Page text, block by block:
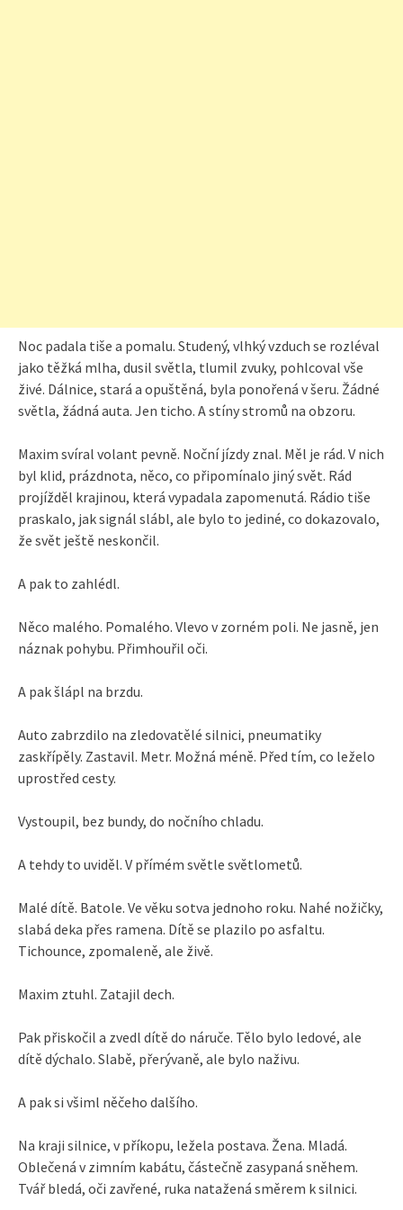
Noc padala tiše a pomalu. Studený, vlhký vzduch se rozléval
jako těžká mlha, dusil světla, tlumil zvuky, pohlcoval vše
živé. Dálnice, stará a opuštěná, byla ponořená v šeru. Žádné
světla, žádná auta. Jen ticho. A stíny stromů na obzoru.
Maxim svíral volant pevně. Noční jízdy znal. Měl je rád. V nich
byl klid, prázdnota, něco, co připomínalo jiný svět. Rád
projížděl krajinou, která vypadala zapomenutá. Rádio tiše
praskalo, jak signál slábl, ale bylo to jediné, co dokazovalo,
že svět ještě neskončil.
A pak to zahlédl.
Něco malého. Pomalého. Vlevo v zorném poli. Ne jasně, jen
náznak pohybu. Přimhouřil oči.
A pak šlápl na brzdu.
Auto zabrzdilo na zledovatělé silnici, pneumatiky
zaskřípěly. Zastavil. Metr. Možná méně. Před tím, co leželo
uprostřed cesty.
Vystoupil, bez bundy, do nočního chladu.
A tehdy to uviděl. V přímém světle světlometů.
Malé dítě. Batole. Ve věku sotva jednoho roku. Nahé nožičky,
slabá deka přes ramena. Dítě se plazilo po asfaltu.
Tichounce, zpomaleně, ale živě.
Maxim ztuhl. Zatajil dech.
Pak přiskočil a zvedl dítě do náruče. Tělo bylo ledové, ale
dítě dýchalo. Slabě, přerývaně, ale bylo naživu.
A pak si všiml něčeho dalšího.
Na kraji silnice, v příkopu, ležela postava. Žena. Mladá.
Oblečená v zimním kabátu, částečně zasypaná sněhem.
Tvář bledá, oči zavřené, ruka natažená směrem k silnici.